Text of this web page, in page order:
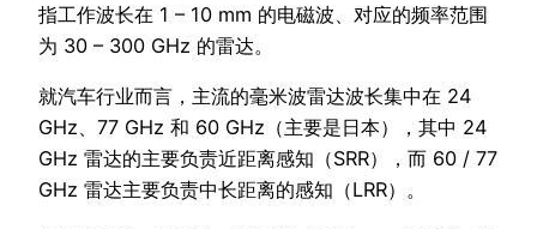
指工作波长在 1 – 10 mm 的电磁波、对应的频率范围
为 30 – 300 GHz 的雷达。
就汽车行业而言，主流的毫米波雷达波长集中在 24
GHz、77 GHz 和 60 GHz（主要是日本），其中 24
GHz 雷达的主要负责近距离感知（SRR），而 60 / 77
GHz 雷达主要负责中长距离的感知（LRR）。